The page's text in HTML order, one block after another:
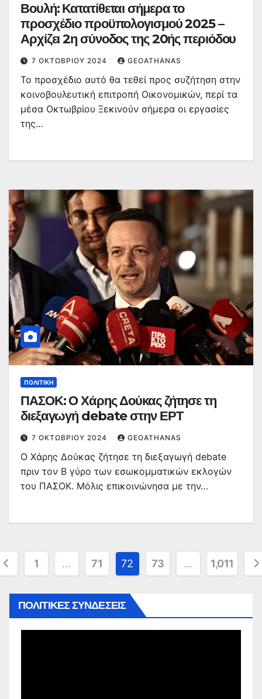
Βουλή: Κατατίθεται σήμερα το
προσχέδιο προϋπολογισμού 2025 –
Αρχίζει 2η σύνοδος της 20ής περιόδου
7 ΟΚΤΩΒΡΊΟΥ 2024 GEOATHANAS
Το προσχέδιο αυτό θα τεθεί προς συζήτηση στην
κοινοβουλευτική επιτροπή Οικονομικών, περί τα
μέσα Οκτωβρίου Ξεκινούν σήμερα οι εργασίες
της…
ΠΟΛΙΤΙΚΉ
ΠΑΣΟΚ: Ο Χάρης Δούκας ζήτησε τη
διεξαγωγή debate στην ΕΡΤ
7 ΟΚΤΩΒΡΊΟΥ 2024 GEOATHANAS
Ο Χάρης Δούκας ζήτησε τη διεξαγωγή debate
πριν τον Β γύρο των εσωκομματικών εκλογών
του ΠΑΣΟΚ. Μόλις επικοινώνησα με την…
1 … 71 72 73 … 1,011
ΠΟΛΙΤΙΚΕΣ ΣΥΝΔΕΣΕΙΣ